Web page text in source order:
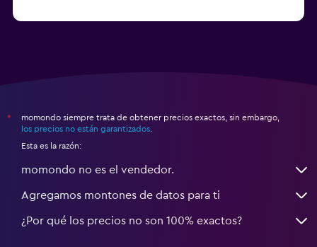
*
momondo siempre trata de obtener precios exactos, sin embargo,
los precios no están garantizados
Esta es la razón:
momondo no es el vendedor.
Agregamos montones de datos para ti
¿Por qué los precios no son 100% exactos?